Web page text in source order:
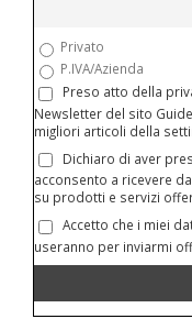
Privato
P.IVA/Azienda
Preso atto della
Newsletter del sito
migliori articoli della
Dichiaro di aver
acconsento a ricevere
su prodotti e servizi
Accetto che i miei
useranno per inviarmi